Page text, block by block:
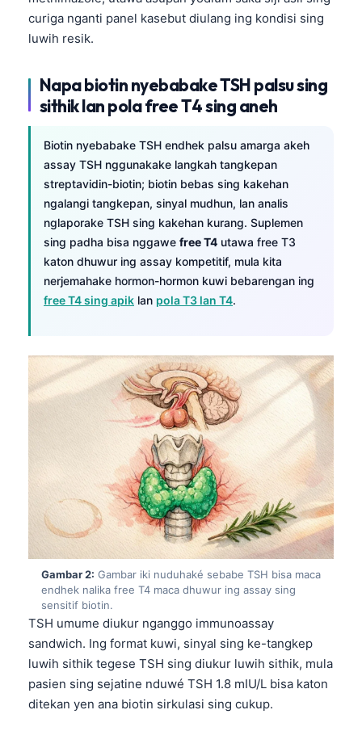
curiga nganti panel kasebut diulang ing kondisi sing
luwih resik.
Napa biotin nyebabake TSH palsu sing
sithik lan pola free T4 sing aneh
Biotin nyebabake TSH endhek palsu amarga akeh
assay TSH nggunakake langkah tangkepan
streptavidin-biotin; biotin bebas sing kakehan
ngalangi tangkepan, sinyal mudhun, lan analis
nglaporake TSH sing kakehan kurang. Suplemen
sing padha bisa nggawe free T4 utawa free T3
katon dhuwur ing assay kompetitif, mula kita
nerjemahake hormon-hormon kuwi bebarengan ing
free T4 sing apik lan pola T3 lan T4.
Gambar 2: Gambar iki nuduhaké sebabe TSH bisa maca
endhek nalika free T4 maca dhuwur ing assay sing
sensitif biotin.
TSH umume diukur nganggo immunoassay
sandwich. Ing format kuwi, sinyal sing ke-tangkep
luwih sithik tegese TSH sing diukur luwih sithik, mula
pasien sing sejatine nduwé TSH 1.8 mIU/L bisa katon
ditekan yen ana biotin sirkulasi sing cukup.